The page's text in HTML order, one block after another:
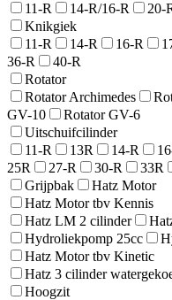
11-R
14-R/16-R 20-
Knikgiek
11-R
14-R 16-R
36-R
40-R
Rotator
Rotator Archimedes
GV-10
Rotator GV-6
Uitschuifcilinder
11-R
13R 14-R
25R
27-R 30-R 33R
Grijpbak
Hatz Motor
Hatz Motor tbv Kennis
Hatz LM 2 cilinder
Hydroliekpomp 25cc
Hatz Motor tbv Kinetic
Hatz 3 cilinder
Hoogzit